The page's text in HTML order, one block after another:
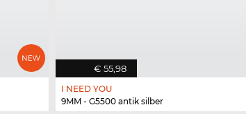
€ 55,98
I NEED YOU
9MM - G5500 antik silber